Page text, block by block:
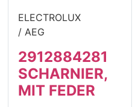
ELECTROLUX
/ AEG
2912884281
SCHARNIER,
MIT FEDER